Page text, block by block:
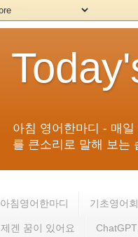
아침 영어한마디 - 매
를 큰소리로 말해 보는
아침영어한마디 기초영어
제겐 꿈이 있어요